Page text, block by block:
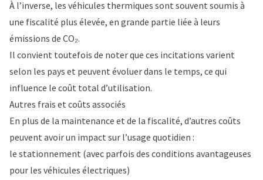
À l’inverse, les véhicules thermiques sont souvent soumis à
une fiscalité plus élevée, en grande partie liée à leurs
émissions de CO₂.
Il convient toutefois de noter que ces incitations varient
selon les pays et peuvent évoluer dans le temps, ce qui
influence le coût total d’utilisation.
Autres frais et coûts associés
En plus de la maintenance et de la fiscalité, d’autres coûts
peuvent avoir un impact sur l’usage quotidien :
le stationnement (avec parfois des conditions avantageuses
pour les véhicules électriques)